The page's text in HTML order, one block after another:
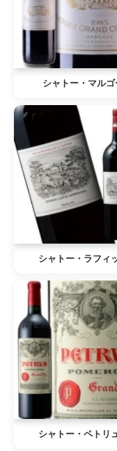
シャトー・マルゴ
シャトー・ラフィ
シャトー・ペトリ